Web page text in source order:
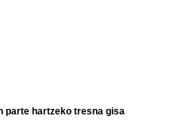
parte hartzeko tresna gisa